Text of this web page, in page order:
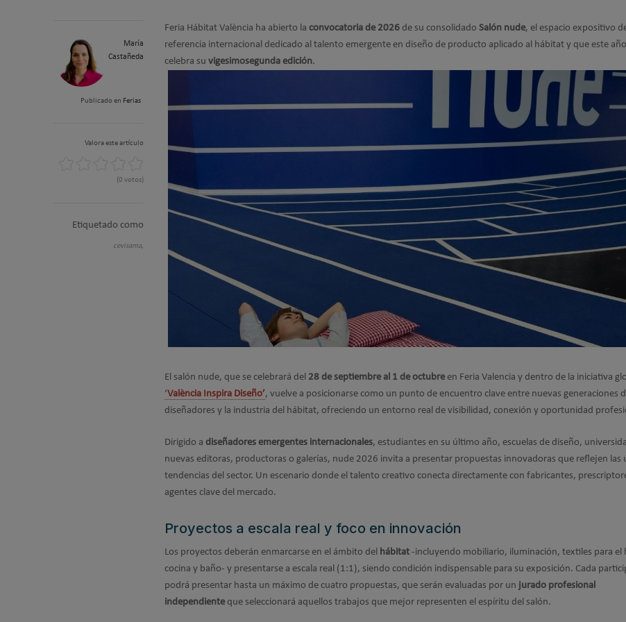
María
Castañeda
Publicado en Ferias
Valora este artículo
(0 votos)
Etiquetado como
cevisama,
Feria Hábitat València ha abierto la convocatoria de 2026 de su consolidado Salón nude, el espacio expositivo
referencia internacional dedicado al talento emergente en diseño de producto aplicado al hábitat y que este año
celebra su vigesimosegunda edición.
El salón nude, que se celebrará del 28 de septiembre al 1 de octubreen Feria Valencia y dentro de la iniciativa
‘València Inspira Diseño’, vuelve a posicionarse como un punto de encuentro clave entre nuevas generaciones
diseñadores y la industria del hábitat, ofreciendo un entorno real de visibilidad, conexión y oportunidad
Dirigido a diseñadores emergentes internacionales, estudiantes en su último año, escuelas de diseño,
nuevas editoras, productoras o galerías, nude 2026 invita a presentar propuestas innovadoras que reflejen las
tendencias del sector. Un escenario donde el talento creativo conecta directamente con fabricantes,
agentes clave del mercado.
Proyectos a escala real y foco en innovación
Los proyectos deberán enmarcarse en el ámbito del hábitat -incluyendo mobiliario, iluminación, textiles para el
cocina y baño- y presentarse a escala real (1:1), siendo condición indispensable para su exposición. Cada
podrá presentar hasta un máximo de cuatro propuestas, que serán evaluadas por un jurado profesional
independienteque seleccionará aquellos trabajos que mejor representen el espíritu del salón.